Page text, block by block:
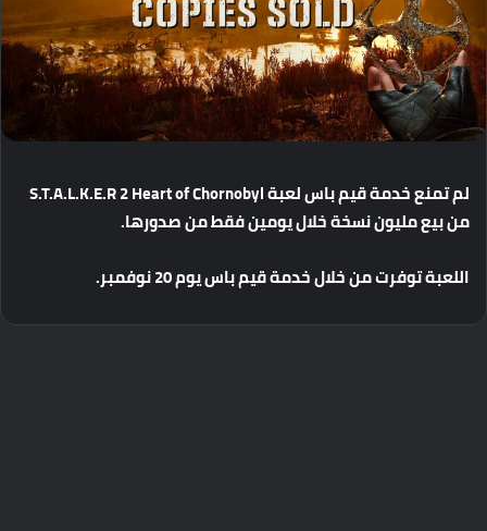
لمتمنعخدمةقيمباسلعبة
منبيعمليوننسخةخلاليومينفقطمنصدورها.
اللعبةتوفرتمنخلالخدمةقيمباسيوم نوفمبر.